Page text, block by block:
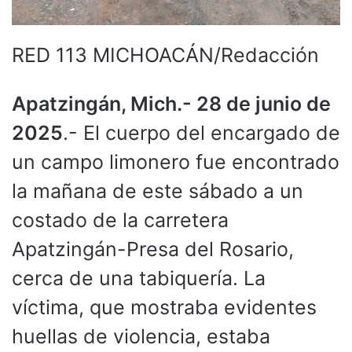
RED 113 MICHOACÁN/Redacción
Apatzingán, Mich.- 28 de junio de
2025.- El cuerpo del encargado de
un campo limonero fue encontrado
la mañana de este sábado a un
costado de la carretera
Apatzingán-Presa del Rosario,
cerca de una tabiquería. La
víctima, que mostraba evidentes
huellas de violencia, estaba